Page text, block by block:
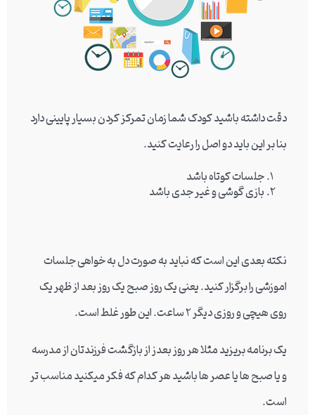
دقت داشته باشید کودک شما زمان تمرکز کردن بسیار پایینی دارد
بنا بر این باید دو اصل را رعایت کنید.
جلسات کوتاه باشد
بازی گوشی و غیر جدی باشد
نکته بعدی این است که نباید به صورت دل به خواهی جلسات
اموزشی را برگزار کنید. یعنی یک روز صبح یک روز بعد از ظهر یک
روی هیچی و روزی دیگر 2 ساعت. این طور غلط است.
یک برنامه بریزید مثلا هر روز بعدز از بازگشت فرزندتان از مدرسه
و یا صبح ها یا عصر ها باشید هر کدام که فکر میکنید مناسب تر
است.